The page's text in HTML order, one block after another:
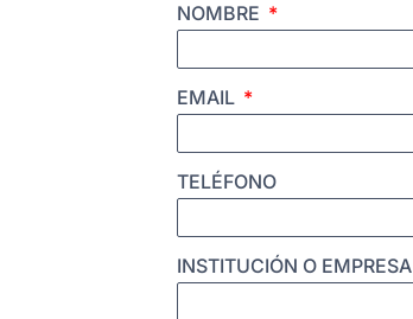
NOMBRE
EMAIL
TELÉFONO
INSTITUCIÓN O EMPRESA